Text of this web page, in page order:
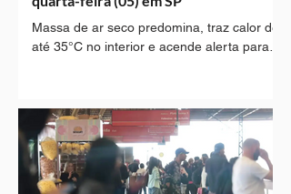
Massa de ar seco predomina, traz calor de
até 35°C no interior e acende alerta para
temperaturas amenas em todo o Estado de
São Paulo. No Litoral Sul, o dia iniciou com
formação de nevoeiros, que perdem força e
se dissipam gradativamente com o